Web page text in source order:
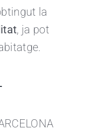
la
, ja pot